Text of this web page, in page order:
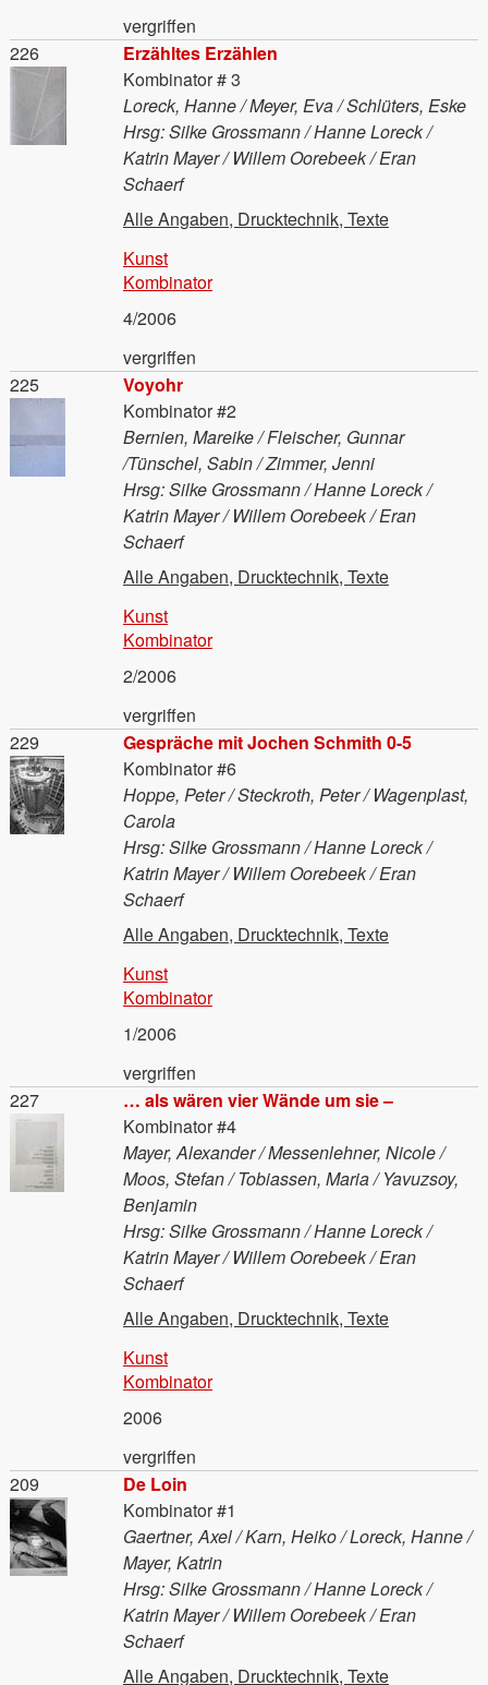
vergriffen
Erzähltes Erzählen
Kombinator # 3
Material
226
Loreck, Hanne / Meyer, Eva / Schlüters, Eske
Hrsg: Silke Grossmann / Hanne Loreck /
Katrin Mayer / Willem Oorebeek / Eran
Schaerf
Alle Angaben, Drucktechnik, Texte
Kunst
Kombinator
4/2006
vergriffen
Voyohr
Kombinator #2
Material
225
Bernien, Mareike / Fleischer, Gunnar
/Tünschel, Sabin / Zimmer, Jenni
Hrsg: Silke Grossmann / Hanne Loreck /
Katrin Mayer / Willem Oorebeek / Eran
Schaerf
Alle Angaben, Drucktechnik, Texte
Kunst
Kombinator
2/2006
vergriffen
Gespräche mit Jochen Schmith 0-5
Kombinator #6
Material
229
Hoppe, Peter / Steckroth, Peter / Wagenplast,
Carola
Hrsg: Silke Grossmann / Hanne Loreck /
Katrin Mayer / Willem Oorebeek / Eran
Schaerf
Alle Angaben, Drucktechnik, Texte
Kunst
Kombinator
1/2006
vergriffen
… als wären vier Wände um sie –
Kombinator #4
Material
227
Mayer, Alexander / Messenlehner, Nicole /
Moos, Stefan / Tobiassen, Maria / Yavuzsoy,
Benjamin
Hrsg: Silke Grossmann / Hanne Loreck /
Katrin Mayer / Willem Oorebeek / Eran
Schaerf
Alle Angaben, Drucktechnik, Texte
Kunst
Kombinator
2006
vergriffen
De Loin
Kombinator #1
Material
209
Gaertner, Axel / Karn, Heiko / Loreck, Hanne /
Mayer, Katrin
Hrsg: Silke Grossmann / Hanne Loreck /
Katrin Mayer / Willem Oorebeek / Eran
Schaerf
Alle Angaben, Drucktechnik, Texte